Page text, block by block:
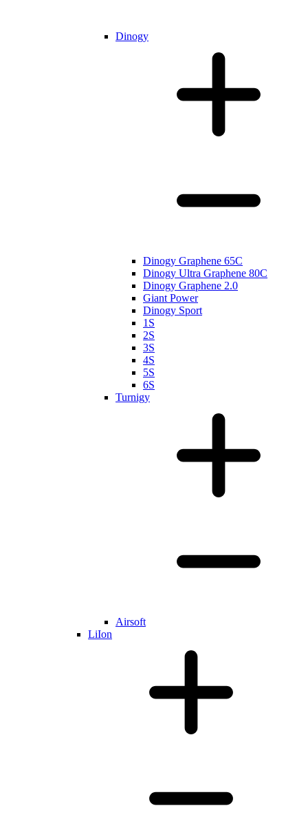
Dinogy
Dinogy Graphene 65C
Dinogy Ultra Graphene 80C
Dinogy Graphene 2.0
Giant Power
Dinogy Sport
1S
2S
3S
4S
5S
6S
Turnigy
Airsoft
LiIon